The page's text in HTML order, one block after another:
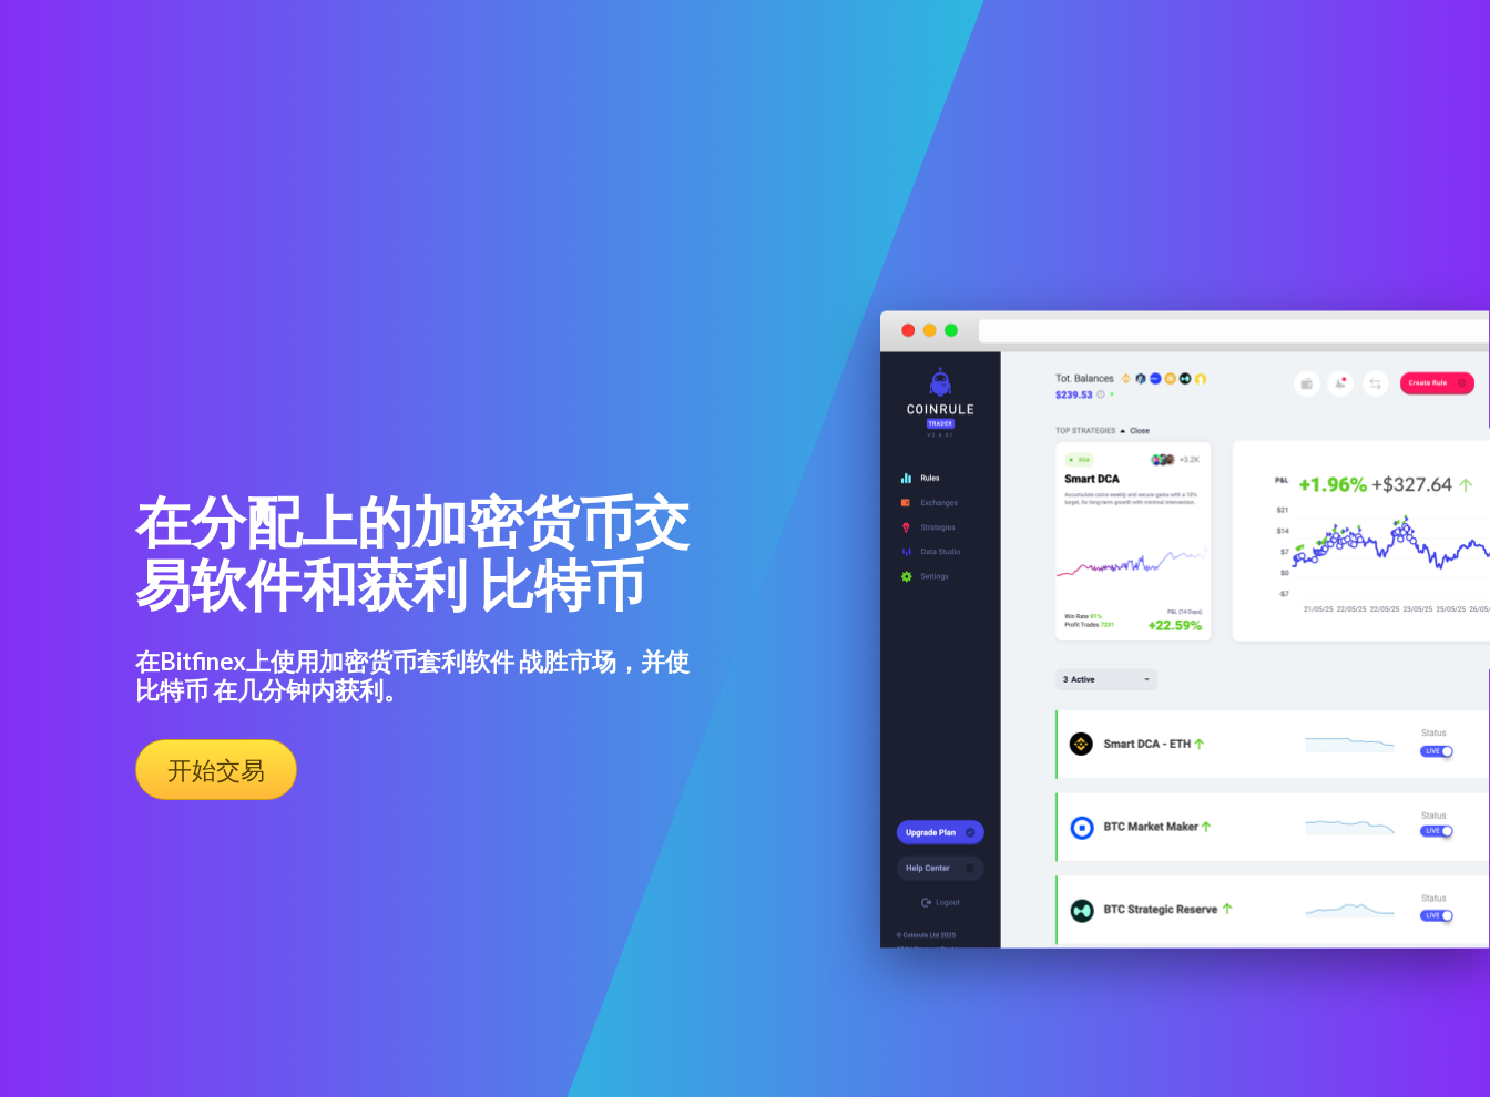
在分配上的加密货币交
易软件和获利 比特币
在Bitfinex上使用加密货币套利软件 战胜市场，并使
比特币 在几分钟内获利。
开始交易